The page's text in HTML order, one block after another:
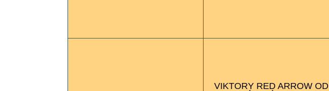
VIK­TORY RED ARR­OW OD